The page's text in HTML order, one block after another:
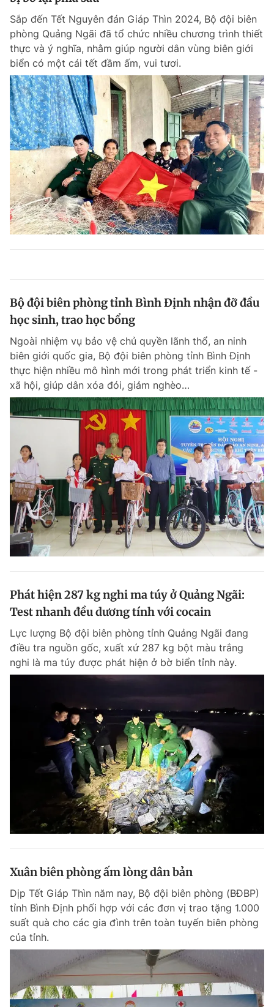
Sắp đến Tết Nguyên đán Giáp Thìn 2024, Bộ đội biên
phòng Quảng Ngãi đã tổ chức nhiều chương trình thiết
thực và ý nghĩa, nhằm giúp người dân vùng biên giới
biển có một cái tết đầm ấm, vui tươi.
Bộ đội biên phòng tỉnh Bình Định nhận đỡ đầu
học sinh, trao học bổng
Ngoài nhiệm vụ bảo vệ chủ quyền lãnh thổ, an ninh
biên giới quốc gia, Bộ đội biên phòng tỉnh Bình Định
thực hiện nhiều mô hình mới trong phát triển kinh tế -
xã hội, giúp dân xóa đói, giảm nghèo…
Phát hiện 287 kg nghi ma túy ở Quảng Ngãi:
Test nhanh đều dương tính với cocain
Lực lượng Bộ đội biên phòng tỉnh Quảng Ngãi đang
điều tra nguồn gốc, xuất xứ 287 kg bột màu trắng
nghi là ma túy được phát hiện ở bờ biển tỉnh này.
Xuân biên phòng ấm lòng dân bản
Dịp Tết Giáp Thìn năm nay, Bộ đội biên phòng (BĐBP)
tỉnh Bình Định phối hợp với các đơn vị trao tặng 1.000
suất quà cho các gia đình trên toàn tuyến biên phòng
của tỉnh.